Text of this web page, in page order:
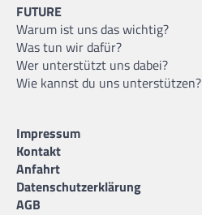
FUTURE
Warum ist uns das wichtig?
Was tun wir dafür?
Wer unterstützt uns dabei?
Wie kannst du uns unterstützen?
Impressum
Kontakt
Anfahrt
Datenschutzerklärung
AGB